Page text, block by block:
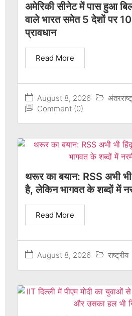
अमेरिकी सीनेट में पास हुआ
वाले भारत समेत 5 देशों पर
प्रावधान
August 8, 2026
Comment (0)
Read More
थरूर का बयान: RSS अभी भी
है, लेकिन भागवत के शब्दों में
August 8, 2026 राष्ट्रीय
Read More